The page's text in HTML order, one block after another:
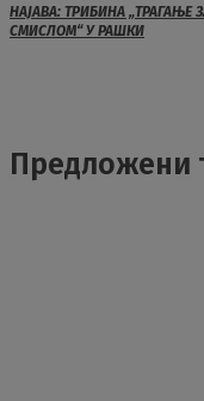
НАЈАВА: ТРИБИНА „ТРАГАЊЕ
СМИСЛОМ“ У РАШКИ
Предложени